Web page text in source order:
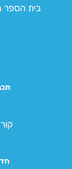
בית הספר